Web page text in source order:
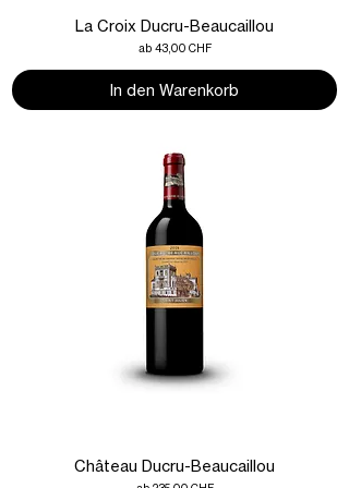
La Croix Ducru-Beaucaillou
ab 43,00 CHF
Sale-Preis
In den Warenkorb
Château Ducru-Beaucaillou